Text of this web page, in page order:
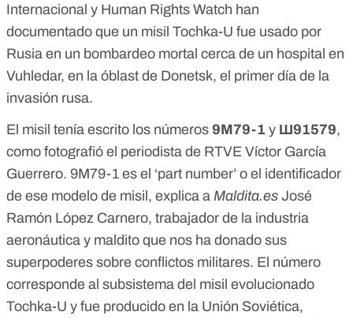
Internacional y Human Rights Watch han
documentado que un misil Tochka-U fue usado por
Rusia en un bombardeo mortal cerca de un hospital en
Vuhledar, en la óblast de Donetsk, el primer día de la
invasión rusa.
El misil tenía escrito los números 9M79-1 y Ш91579,
como fotografió el periodista de RTVE Víctor García
Guerrero. 9M79-1 es el ‘part number’ o el identificador
de ese modelo de misil, explica a Maldita.es José
Ramón López Carnero, trabajador de la industria
aeronáutica y maldito que nos ha donado sus
superpoderes sobre conflictos militares. El número
corresponde al subsistema del misil evolucionado
Tochka-U y fue producido en la Unión Soviética,